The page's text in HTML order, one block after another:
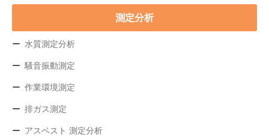
測定分析
水質測定分析
騒音振動測定
作業環境測定
排ガス測定
アスベスト 測定分析